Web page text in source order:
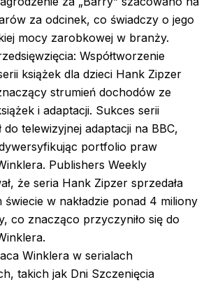
za odcinek, co świadczy o jego
mocy zarobkowej w branży.
Współtworzenie
książek dla dzieci Hank Zipzer
strumień dochodów ze
i adaptacji. Sukces serii
do telewizyjnej adaptacji na BBC,
portfolio praw
Publishers Weekly
że seria Hank Zipzer sprzedała
świecie w nakładzie ponad 4 miliony
co znacząco przyczyniło się do
Winklera w serialach
takich jak Dni Szczenięcia